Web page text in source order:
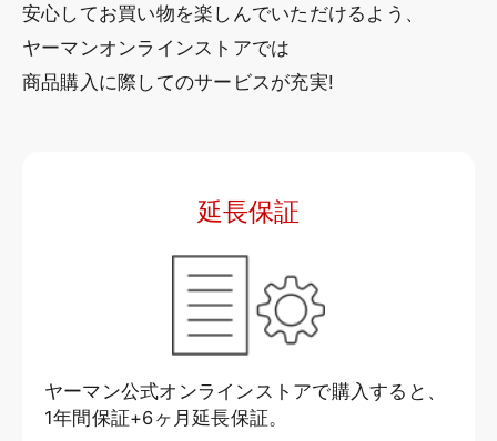
安心してお買い物を楽しんでいただけるよう、
ヤーマンオンラインストアでは
商品購入に際してのサービスが充実!
延長保証
ヤーマン公式オンラインストアで購入すると、
1年間保証+6ヶ月延長保証。